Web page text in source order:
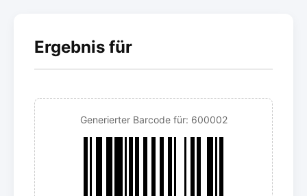
Ergebnis für
Generierter Barcode für: 600002